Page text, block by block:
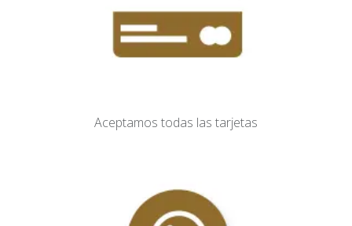
Aceptamos todas las tarjetas